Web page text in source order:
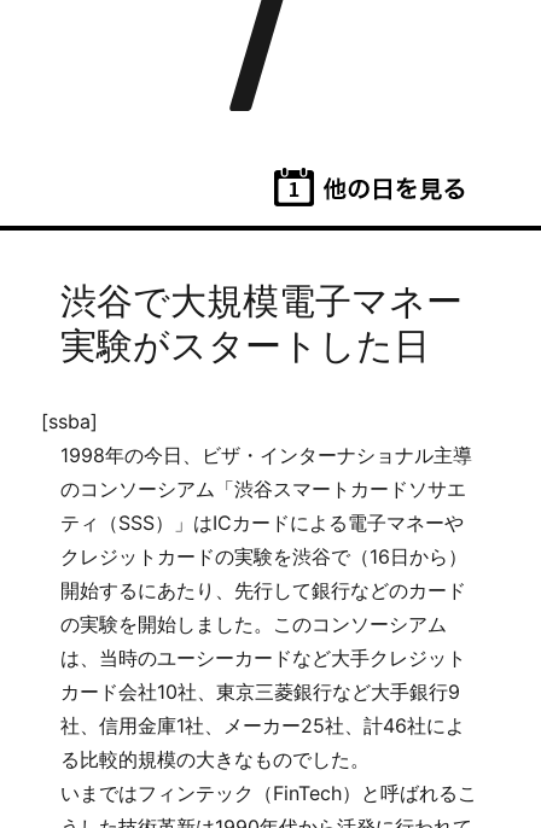
渋谷で大規模電子マネー
実験がスタートした日
[ssba]
1998年の今日、ビザ・インターナショナル主導
のコンソーシアム「渋谷スマートカードソサエ
ティ（SSS）」はICカードによる電子マネーや
クレジットカードの実験を渋谷で（16日から）
開始するにあたり、先行して銀行などのカード
の実験を開始しました。このコンソーシアム
は、当時のユーシーカードなど大手クレジット
カード会社10社、東京三菱銀行など大手銀行9
社、信用金庫1社、メーカー25社、計46社によ
る比較的規模の大きなものでした。
いまではフィンテック（FinTech）と呼ばれるこ